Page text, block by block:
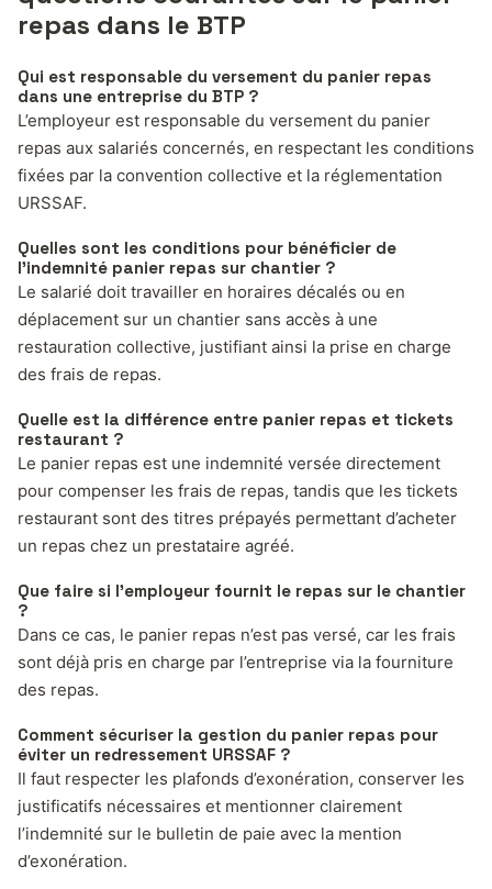
repas dans le BTP
Qui est responsable du versement du panier repas
dans une entreprise du BTP ?
L’employeur est responsable du versement du panier
repas aux salariés concernés, en respectant les conditions
fixées par la convention collective et la réglementation
URSSAF.
Quelles sont les conditions pour bénéficier de
l’indemnité panier repas sur chantier ?
Le salarié doit travailler en horaires décalés ou en
déplacement sur un chantier sans accès à une
restauration collective, justifiant ainsi la prise en charge
des frais de repas.
Quelle est la différence entre panier repas et tickets
restaurant ?
Le panier repas est une indemnité versée directement
pour compenser les frais de repas, tandis que les tickets
restaurant sont des titres prépayés permettant d’acheter
un repas chez un prestataire agréé.
Que faire si l’employeur fournit le repas sur le chantier
?
Dans ce cas, le panier repas n’est pas versé, car les frais
sont déjà pris en charge par l’entreprise via la fourniture
des repas.
Comment sécuriser la gestion du panier repas pour
éviter un redressement URSSAF ?
Il faut respecter les plafonds d’exonération, conserver les
justificatifs nécessaires et mentionner clairement
l’indemnité sur le bulletin de paie avec la mention
d’exonération.